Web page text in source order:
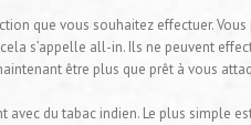
que vous souhaitez effectuer.
s’appelle all-in. Ils ne peuvent
être plus que prêt à vous
du tabac indien. Le plus simple